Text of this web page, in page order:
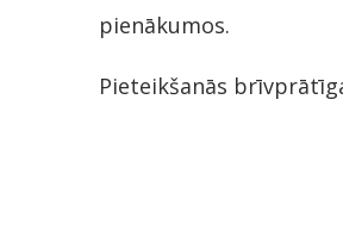
pienākumos.
Pieteikšanās